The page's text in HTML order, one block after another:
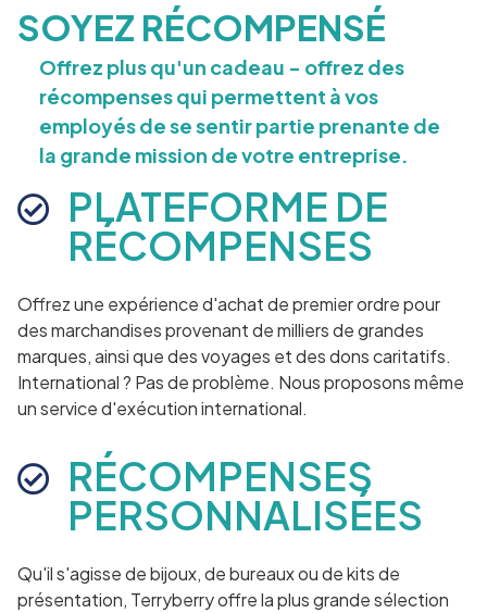
SOYEZ RÉCOMPENSÉ
Offrez plus qu'un cadeau - offrez des
récompenses qui permettent à vos
employés de se sentir partie prenante de
la grande mission de votre entreprise.
PLATEFORME DE
RÉCOMPENSES
Offrez une expérience d'achat de premier ordre pour
des marchandises provenant de milliers de grandes
marques, ainsi que des voyages et des dons caritatifs.
International ? Pas de problème. Nous proposons même
un service d'exécution international.
RÉCOMPENSES
PERSONNALISÉES
Qu'il s'agisse de bijoux, de bureaux ou de kits de
présentation, Terryberry offre la plus grande sélection